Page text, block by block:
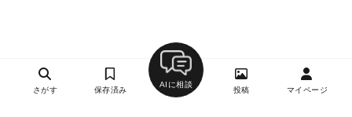
さがす 保存済み
AIに相談
投稿 マイページ